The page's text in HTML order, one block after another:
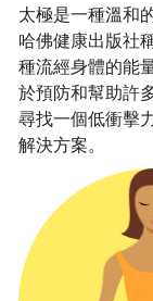
太極是一種溫和
哈佛健康出版社
種流經身體的能
於預防和幫助許
尋找一個低衝擊
解決方案。